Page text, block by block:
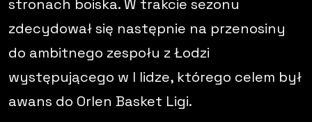
stronach boiska. W trakcie sezonu
zdecydował się następnie na przenosiny
do ambitnego zespołu z Łodzi
występującego w I lidze, którego celem był
awans do Orlen Basket Ligi.